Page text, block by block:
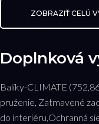
ZOBRAZIŤ CELÚ
Doplnková
Balíky-CLIMATE
pruženie, Zatmavené
do interiéru,Ochranná